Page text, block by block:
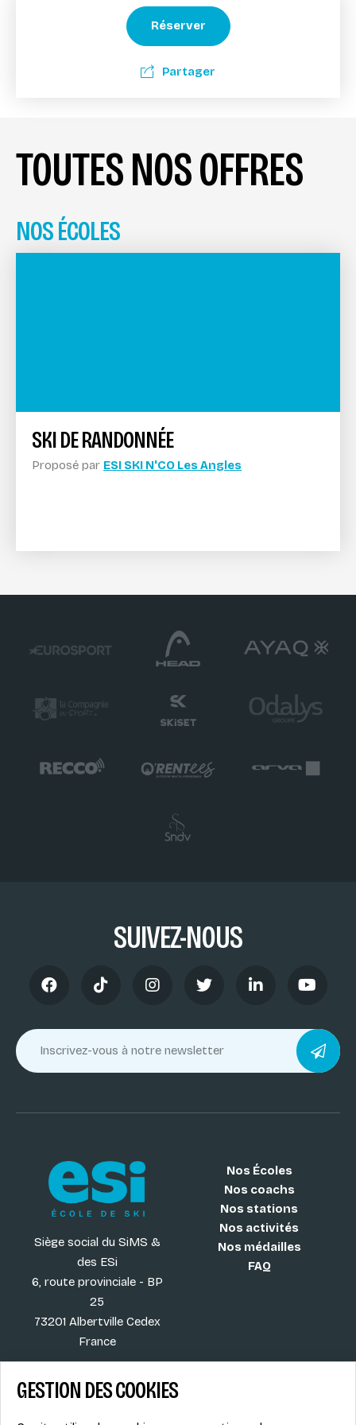
Réserver
Partager
TOUTES NOS OFFRES
NOS ÉCOLES
SKI DE RANDONNÉE
Proposé par ESI SKI N'CO Les Angles
SUIVEZ-NOUS
Siège social du SiMS &
des ESi
6, route provinciale - BP
25
73201 Albertville Cedex
France
Nos Écoles
Nos coachs
Nos stations
Nos activités
Nos médailles
FAQ
GESTION DES COOKIES